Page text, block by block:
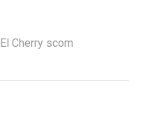
El Cherry scom